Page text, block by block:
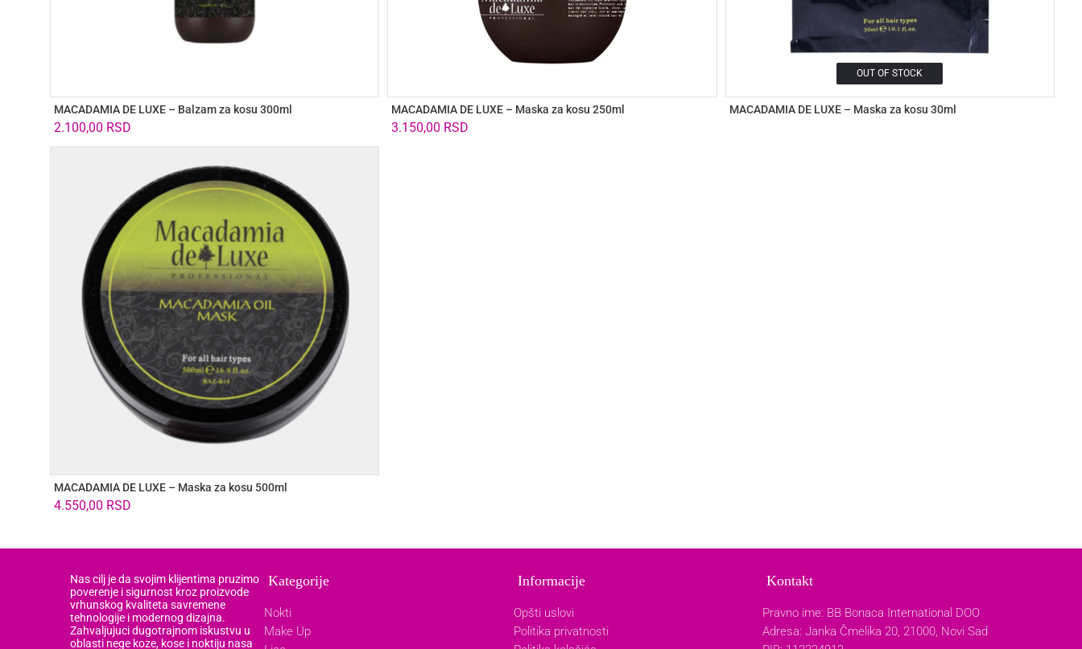
MACADAMIA DE LUXE – Balzam za kosu 300ml
2.100,00 RSD
MACADAMIA DE LUXE – Maska za kosu 250ml
3.150,00 RSD
OUT OF STOCK
MACADAMIA DE LUXE – Maska za kosu 30ml
MACADAMIA DE LUXE – Maska za kosu 500ml
4.550,00 RSD
Nas cilj je da svojim klijentima pruzimo
poverenje i sigurnost kroz proizvode
vrhunskog kvaliteta savremene
tehnologije i modernog dizajna.
Zahvaljujuci dugotrajnom iskustvu u
oblasti nege koze, kose i noktiju nasa
Kategorije
Nokti
Make Up
Informacije
Opšti uslovi
Politika privatnosti
Kontakt
Pravno ime: BB Bonaca International DOO
Adresa: Janka Čmelika 20, 21000, Novi Sad